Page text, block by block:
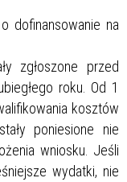
dofinansowanie na
zgłoszone przed
roku. Od 1
kosztów
poniesione nie
wniosku. Jeśli
wydatki, nie